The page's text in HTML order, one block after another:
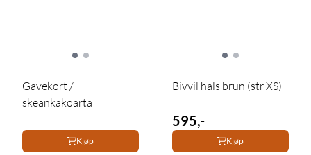
Gavekort /
skeankakoarta
Kjøp
Bivvil hals brun (str XS)
595,-
Kjøp